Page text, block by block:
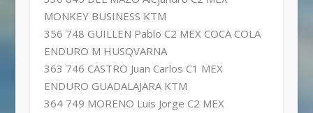
MONKEY BUSINESS KTM
356 748 GUILLEN Pablo C2 MEX COCA COLA
ENDURO M HUSQVARNA
363 746 CASTRO Juan Carlos C1 MEX
ENDURO GUADALAJARA KTM
364 749 MORENO Luis Jorge C2 MEX